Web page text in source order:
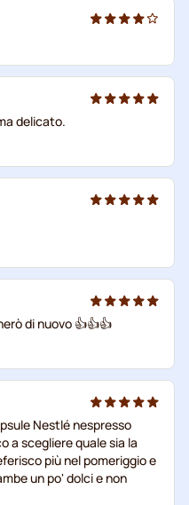
delicato.
di nuovo 👍👍👍
Nestlé nespresso
a scegliere quale sia la
più nel pomeriggio e
un po' dolci e non